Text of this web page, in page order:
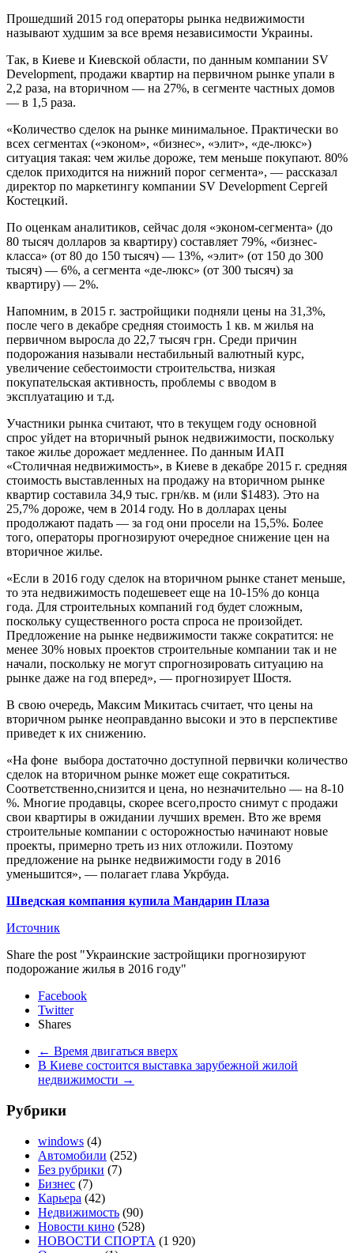
Прошедший 2015 год операторы рынка недвижимости
называют худшим за все время независимости Украины.
Так, в Киеве и Киевской области, по данным компании SV
Development, продажи квартир на первичном рынке упали в
2,2 раза, на вторичном — на 27%, в сегменте частных домов
— в 1,5 раза.
«Количество сделок на рынке минимальное. Практически во
всех сегментах («эконом», «бизнес», «элит», «де-люкс»)
ситуация такая: чем жилье дороже, тем меньше покупают. 80%
сделок приходится на нижний порог сегмента», — рассказал
директор по маркетингу компании SV Development Сергей
Костецкий.
По оценкам аналитиков, сейчас доля «эконом-сегмента» (до
80 тысяч долларов за квартиру) составляет 79%, «бизнес-
класса» (от 80 до 150 тысяч) — 13%, «элит» (от 150 до 300
тысяч) — 6%, а сегмента «де-люкс» (от 300 тысяч) за
квартиру) — 2%.
Напомним, в 2015 г. застройщики подняли цены на 31,3%,
после чего в декабре средняя стоимость 1 кв. м жилья на
первичном выросла до 22,7 тысяч грн. Среди причин
подорожания называли нестабильный валютный курс,
увеличение себестоимости строительства, низкая
покупательская активность, проблемы с вводом в
эксплуатацию и т.д.
Участники рынка считают, что в текущем году основной
спрос уйдет на вторичный рынок недвижимости, поскольку
такое жилье дорожает медленнее. По данным ИАП
«Столичная недвижимость», в Киеве в декабре 2015 г. средняя
стоимость выставленных на продажу на вторичном рынке
квартир составила 34,9 тыс. грн/кв. м (или $1483). Это на
25,7% дороже, чем в 2014 году. Но в долларах цены
продолжают падать — за год они просели на 15,5%. Более
того, операторы прогнозируют очередное снижение цен на
вторичное жилье.
«Если в 2016 году сделок на вторичном рынке станет меньше,
то эта недвижимость подешевеет еще на 10-15% до конца
года. Для строительных компаний год будет сложным,
поскольку существенного роста спроса не произойдет.
Предложение на рынке недвижимости также сократится: не
менее 30% новых проектов строительные компании так и не
начали, поскольку не могут спрогнозировать ситуацию на
рынке даже на год вперед», — прогнозирует Шостя.
В свою очередь, Максим Микитась считает, что цены на
вторичном рынке неоправданно высоки и это в перспективе
приведет к их снижению.
«На фоне выбора достаточно доступной первички количество
сделок на вторичном рынке может еще сократиться.
Соответственно,снизится и цена, но незначительно — на 8-10
%. Многие продавцы, скорее всего,просто снимут с продажи
свои квартиры в ожидании лучших времен. Вто же время
строительные компании с осторожностью начинают новые
проекты, примерно треть из них отложили. Поэтому
предложение на рынке недвижимости году в 2016
уменьшится», — полагает глава Укрбуда.
Шведская компания купила Мандарин Плаза
Источник
Share the post "Украинские застройщики прогнозируют
подорожание жилья в 2016 году"
Facebook
Twitter
Shares
← Время двигаться вверх
В Киеве состоится выставка зарубежной жилой
недвижимости →
Рубрики
windows (4)
Автомобили (252)
Без рубрики (7)
Бизнес (7)
Карьера (42)
Недвижимость (90)
Новости кино (528)
НОВОСТИ СПОРТА (1 920)